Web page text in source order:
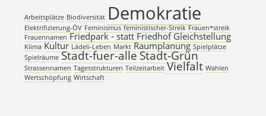
Arbeitsplätze Biodiversität Demokratie
Elektrifizierung-ÖV Feminismus feministischer-Streik Frauen*streik
Frauennamen Friedpark - statt FriedhofGleichstellung
Klima Kultur Lädeli-Leben Markt Raumplanung Spielplätze
Spielräume Stadt-fuer-alleStadt-Grün
Strassennamen Tagesstrukturen Teilzeitarbeit Vielfalt Wahlen
Wertschöpfung Wirtschaft